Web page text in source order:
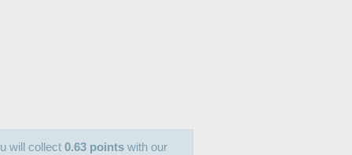
will collect0.63 points with our